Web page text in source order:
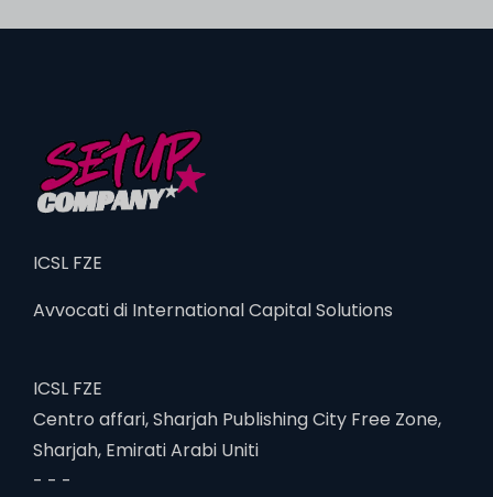
ICSL FZE
Avvocati di International Capital Solutions
ICSL FZE
Centro affari, Sharjah Publishing City Free Zone,
Sharjah, Emirati Arabi Uniti
- - -